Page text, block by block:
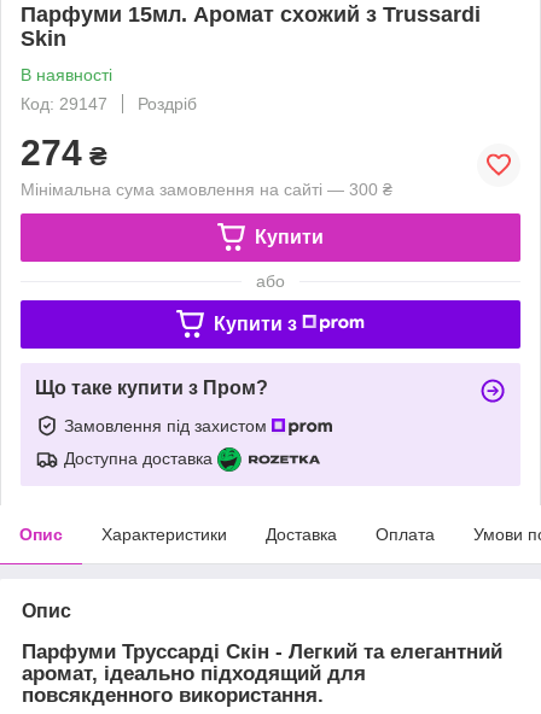
Парфуми 15мл. Аромат схожий з Trussardi
Skin
В наявності
Код: 29147
Роздріб
274 ₴
Мінімальна сума замовлення на сайті — 300 ₴
Купити
або
Купити з
Що таке купити з Пром?
Замовлення під захистом
Доступна доставка
Опис Характеристики Доставка Оплата Умови
Опис
Парфуми Труссарді Скін - Легкий та елегантний
аромат, ідеально підходящий для
повсякденного використання.